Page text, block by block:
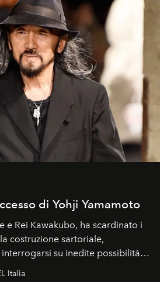
di Yohji Yamamoto
e Rei Kawakubo, ha scardinato i
costruzione sartoriale,
su inedite possibilità
concetto stesso di silhouette.
Italia